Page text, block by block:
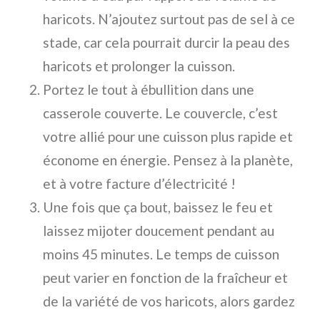
haricots. N’ajoutez surtout pas de sel à ce
stade, car cela pourrait durcir la peau des
haricots et prolonger la cuisson.
Portez le tout à ébullition dans une
casserole couverte. Le couvercle, c’est
votre allié pour une cuisson plus rapide et
économe en énergie. Pensez à la planète,
et à votre facture d’électricité !
Une fois que ça bout, baissez le feu et
laissez mijoter doucement pendant au
moins 45 minutes. Le temps de cuisson
peut varier en fonction de la fraîcheur et
de la variété de vos haricots, alors gardez